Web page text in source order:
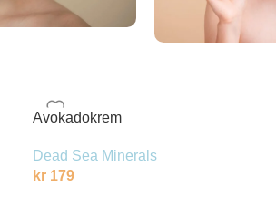
Avokadokrem
Dead Sea Minerals
kr179